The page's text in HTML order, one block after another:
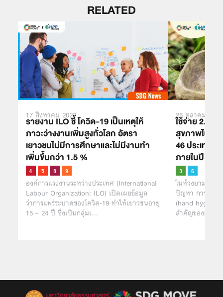
RELATED
17 สิงหาคม 2022
รายงาน ILO ชี้ โควิด-19 เป็นเหตุให้
ภาวะว่างงานเพิ่มสูงทั่วโลก อัตรา
เยาวชนไม่มีการศึกษาและไม่มีงานทำ
เพิ่มขึ้นกว่า 1.5 %
องค์การแรงงานระหว่างประเทศ (International
Labour Organization: ILO) เปิดเผยข้อมูล
ว่าการแพร่ระบาดของโควิด-19 ทำให้เยาวชนอายุ
15 – 24 ปี ซึ่งเป็นกลุ่มเ…
26 ตุลาคม 2021
ใช้จ่าย
สุขภาพไปกับ
46 ประเทศ
ภายในปี
ในห้วงยามที่กา
ปัญหา การทำค
(hand
สำคัญของมาตร